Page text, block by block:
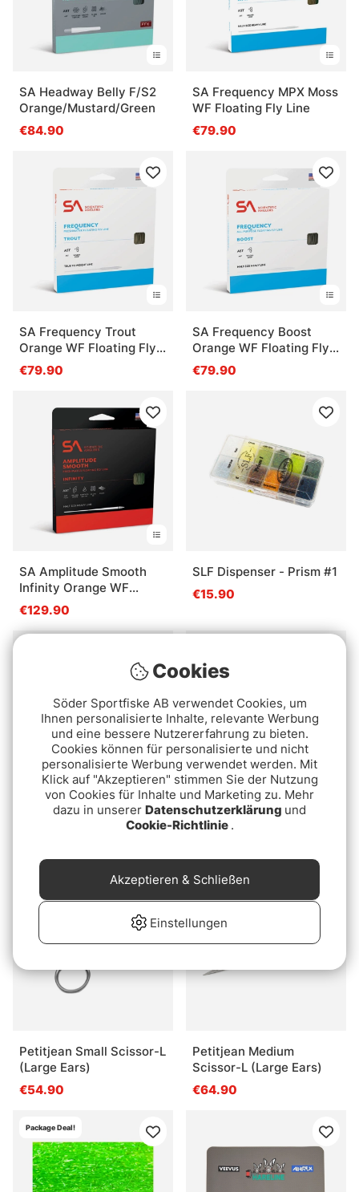
SA Headway Belly F/S2
Orange/Mustard/Green
€84.90
SA Frequency MPX Moss
WF Floating Fly Line
€79.90
SA Frequency Trout
Orange WF Floating Fly
Line
€79.90
SA Frequency Boost
Orange WF Floating Fly
Line
€79.90
SA Amplitude Smooth
Infinity Orange WF
Floating Fly Line
€129.90
SLF Dispenser - Prism #1
€15.90
SLF Dispenser - Prism #2
SLF Saltwater 12 Color
Dispenser
Petitjean Small Scissor-L
(Large Ears)
€54.90
Petitjean Medium
Scissor-L (Large Ears)
€64.90
Package Deal!
Cookies
Söder Sportfiske AB verwendet Cookies, um
Ihnen personalisierte Inhalte, relevante Werbung
und eine bessere Nutzererfahrung zu bieten.
Cookies können für personalisierte und nicht
personalisierte Werbung verwendet werden. Mit
Klick auf "Akzeptieren" stimmen Sie der Nutzung
von Cookies für Inhalte und Marketing zu. Mehr
dazu in unserer Datenschutzerklärung und
Cookie-Richtlinie .
Einstellungen
Akzeptieren & Schließen